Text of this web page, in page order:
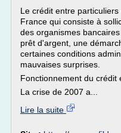
Le crédit entre
France qui consiste à
des organismes
prêt d'argent, une
certaines conditions
mauvaises surprises.
Fonctionnement du crédit
La crise de 2007 a...
Lire la suite